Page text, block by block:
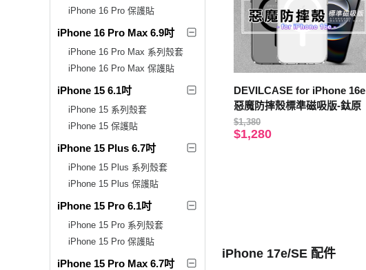
iPhone 16 Pro 保護貼
iPhone 16 Pro Max 6.9吋
iPhone 16 Pro Max 系列殼套
iPhone 16 Pro Max 保護貼
iPhone 15 6.1吋
iPhone 15 系列殼套
iPhone 15 保護貼
iPhone 15 Plus 6.7吋
iPhone 15 Plus 系列殼套
iPhone 15 Plus 保護貼
iPhone 15 Pro 6.1吋
iPhone 15 Pro 系列殼套
iPhone 15 Pro 保護貼
iPhone 15 Pro Max 6.7吋
DEVILCASE for iPhone 16e
惡魔防摔殼標準磁吸版-鈦原
$1,380
$1,280
iPhone 17e/SE 配件